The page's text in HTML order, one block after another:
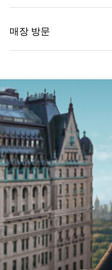
자세히 보기
매장 방문
가까운 매장 찾기